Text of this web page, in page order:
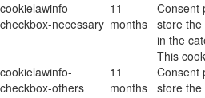
cookielawinfo-
checkbox-necessary
11
months
Consent
store
in the
cookielawinfo-
checkbox-others
11
months
This
Consent
store